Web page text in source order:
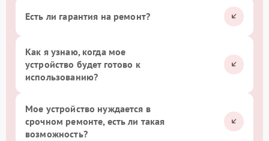
Есть ли гарантия на ремонт?
Как я узнаю, когда мое
устройство будет готово к
использованию?
Мое устройство нуждается в
срочном ремонте, есть ли такая
возможность?